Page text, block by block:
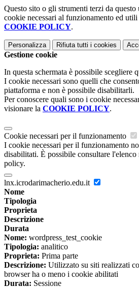
Questo sito o gli strumenti terzi da
cookie necessari al funzionamento ed
COOKIE POLICY.
Personalizza Rifiuta tutti i cookies
Gestione cookie
In questa schermata è possibile scegliere
I cookie necessari sono quelli che
piattaforma e non è possibile disabilitarli.
Per conoscere quali sono i cookie
visionare la COOKIE POLICY.
Cookie necessari per il funzionamento
I cookie necessari per il funzionamento
disabilitati. È possibile consultare
policy.
lnx.icrodarimacherio.edu.it
Nome
Tipologia
Proprieta
Descrizione
Durata
Nome: wordpress_test_cookie
Tipologia: analitico
Proprieta: Prima parte
Descrizione: Utilizzato su siti realizzati
browser ha o meno i cookie abilitati
Durata: Sessione